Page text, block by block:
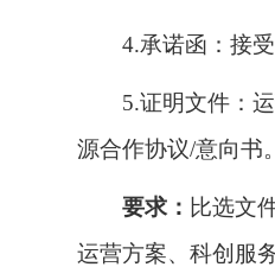
4.承诺函：接
5.证明文件：
源合作协议/意向书。
要求： 比选文
运营方案、科创服